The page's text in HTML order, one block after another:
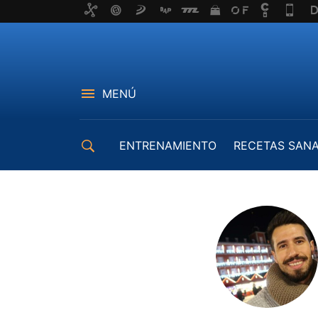
MENÚ
ENTRENAMIENTO
RECETAS